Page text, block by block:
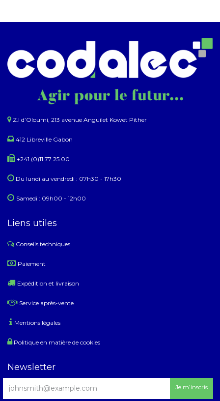
Z.I d’Oloumi, 213 avenue Anguilet Kowet Pither​
412 Libreville Gabon
+241 (0)11 77 25 00
Du lundi au ​​vendredi : 07h30 - 17h30
Samedi : 09h00 - 12h00
Liens utiles
Conseils techniques
​ Paiement
Expédition et livraison
Service après-vente
Mentions légales
Politique en matière de cookies
Newsletter
Je m’inscris